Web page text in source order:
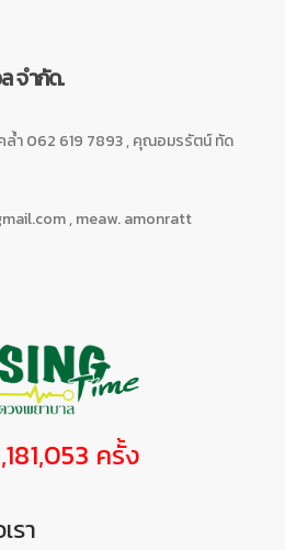
จำกัด.
ำ 062 619 7893 , คุณอมรรัตน์ ทัด
, meaw. amonratt
ครั้ง
รา